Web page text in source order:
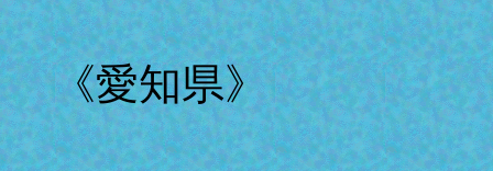
《愛知県》